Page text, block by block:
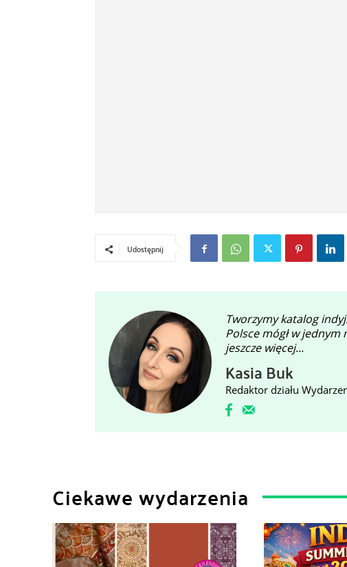
Udostępnij
Tworzymy katalog
Polsce mógł w jednym
jeszcze więcej...
Kasia Buk
Redaktor działu
Ciekawe wydarzenia